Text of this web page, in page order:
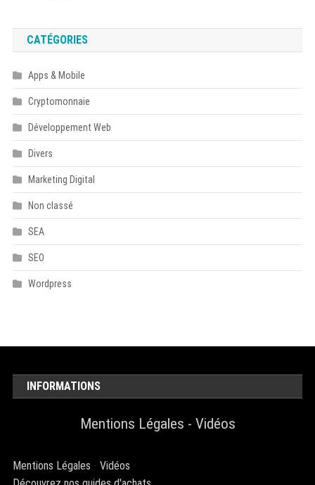
CATÉGORIES
Apps & Mobile
Cryptomonnaie
Développement Web
Divers
Marketing Digital
Non classé
SEA
SEO
Wordpress
INFORMATIONS
Mentions Légales - Vidéos
Mentions Légales -Vidéos -